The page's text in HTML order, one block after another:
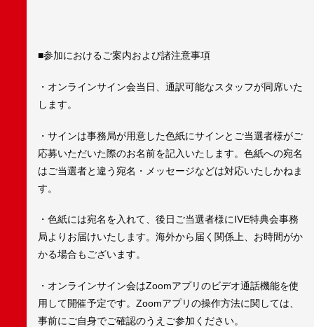
■参加におけるご案内および諸注意事項
・オンラインサイン会当日、通訳可能なスタッフが同席いた
します。
・サインは事務局が用意した色紙にサインとご当選者様がご
応募いただいた際のお名前を記入いたします。色紙への宛名
はご当選者と違う宛名・メッセージなどは対応いたしかねま
す。
・色紙には宛名を入れて、後日ご当選者様にIVE特典会事務
局よりお届けいたします。海外から届く関係上、お時間がか
かる場合もございます。
・オンラインサイン会はZoomアプリのビデオ通話機能を使
用して開催予定です。Zoomアプリの操作方法に関しては、
事前にご自身でご確認のうえご参加ください。